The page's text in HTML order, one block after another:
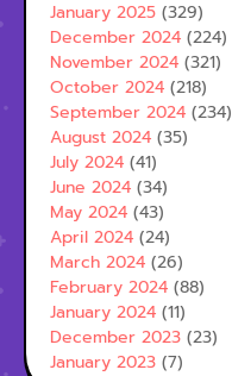
January 2025 (329)
December 2024 (224)
November 2024 (321)
October 2024 (218)
September 2024 (234)
August 2024 (35)
July 2024 (41)
June 2024 (34)
May 2024 (43)
April 2024 (24)
March 2024 (26)
February 2024 (88)
January 2024 (11)
December 2023 (23)
January 2023 (7)